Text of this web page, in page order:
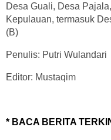
Desa Guali, Desa
Kepulauan, termasuk
(B)
Penulis: Putri Wulandari
Editor: Mustaqim
* BACA BERITA